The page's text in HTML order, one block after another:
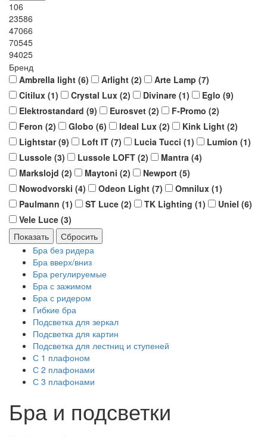
106
23586
47066
70545
94025
Бренд
Ambrella light (6) Arlight (2) Arte Lamp (7)
Citilux (1) Crystal Lux (2) Divinare (1) Eglo (9)
Elektrostandard (9) Eurosvet (2) F-Promo (2)
Feron (2) Globo (6) Ideal Lux (2) Kink Light (2)
Lightstar (9) Loft IT (7) Lucia Tucci (1) Lumion (1)
Lussole (3) Lussole LOFT (2) Mantra (4)
Markslojd (2) Maytoni (2) Newport (5)
Nowodvorski (4) Odeon Light (7) Omnilux (1)
Paulmann (1) ST Luce (2) TK Lighting (1) Uniel (6)
Vele Luce (3)
Бра без ридера
Бра вверх/вниз
Бра регулируемые
Бра с зажимом
Бра с ридером
Гибкие бра
Подсветка для зеркал
Подсветка для картин
Подсветка для лестниц и ступеней
С 1 плафоном
С 2 плафонами
С 3 плафонами
Бра и подсветки